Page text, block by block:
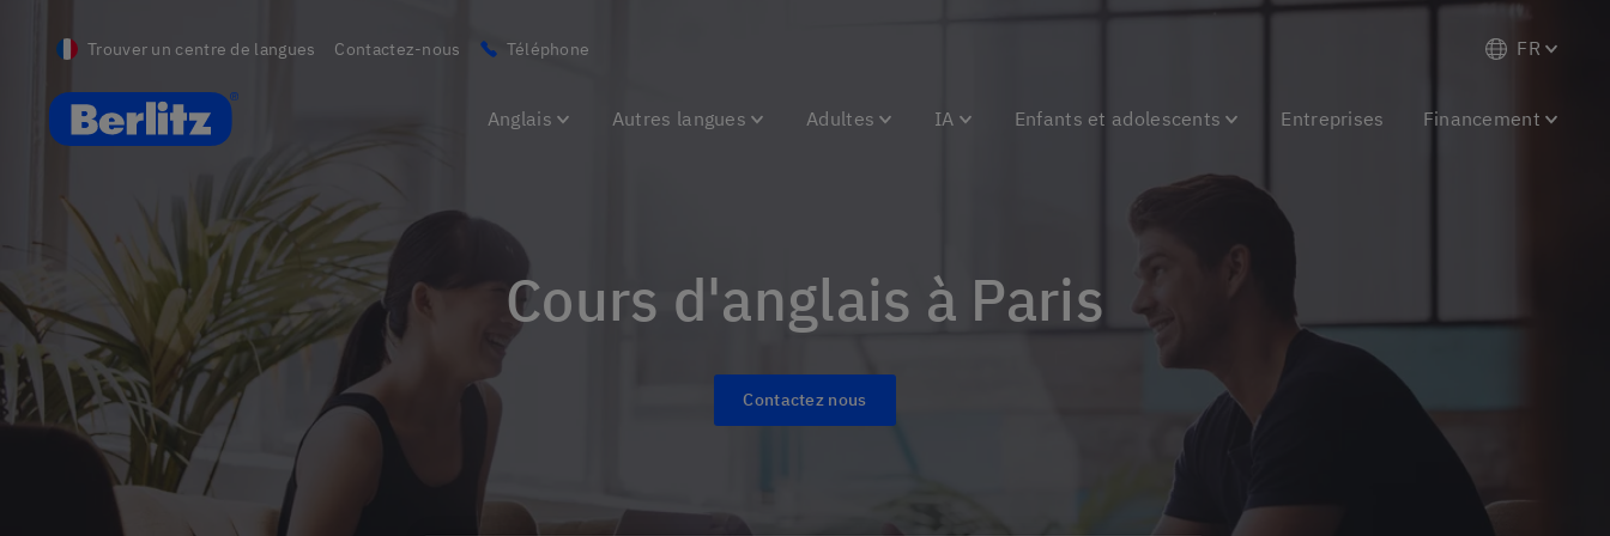
Trouver un centre de langues Contactez-nous Téléphone FR
Berlitz France
Anglais Autres langues Adultes IA Enfants et adolescents Entreprises Financement
Cours d'anglais à Paris
Contactez nous